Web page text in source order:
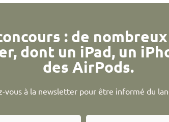
: de
dont un iPad, un
des AirPods.
vous à la newsletter pour être informé du